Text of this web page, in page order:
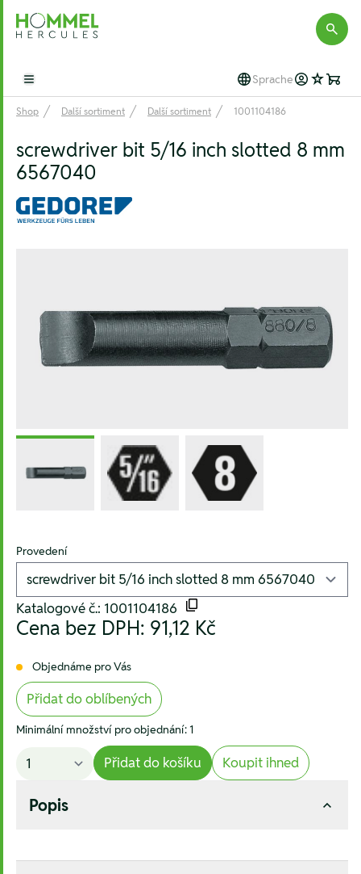
Hommel Hercules
Open main menu Sprache
Shop Další sortiment Další sortiment 1001104186
screwdriver bit 5/16 inch slotted 8 mm
6567040
Provedení
Katalogové č.: 1001104186
Cena bez DPH: 91,12 Kč
Objednáme pro Vás
Přidat do oblíbených
Minimální množství pro objednání: 1
Přidat do košíku Koupit ihned
Popis